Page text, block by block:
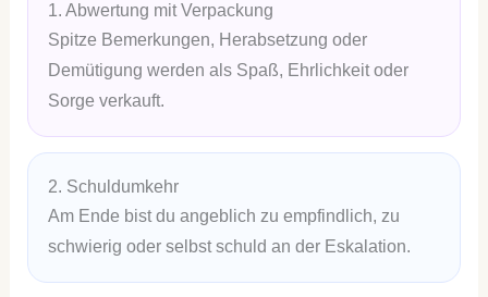
1. Abwertung mit Verpackung
Spitze Bemerkungen, Herabsetzung oder
Demütigung werden als Spaß, Ehrlichkeit oder
Sorge verkauft.
2. Schuldumkehr
Am Ende bist du angeblich zu empfindlich, zu
schwierig oder selbst schuld an der Eskalation.